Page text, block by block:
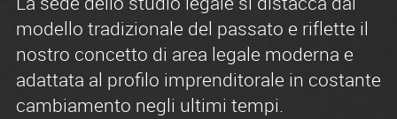
modello tradizionale del passato e riflette il
nostro concetto di area legale moderna e
adattata al profilo imprenditorale in costante
cambiamento negli ultimi tempi.
legale contenziosa e consultiva.
condividono un ambiente di lavoro
collaborativo, moderno e senza stratificazioni
artificiali.Gli avvocati del nostro studio legale
sono stati eccellenti studenti universitari e